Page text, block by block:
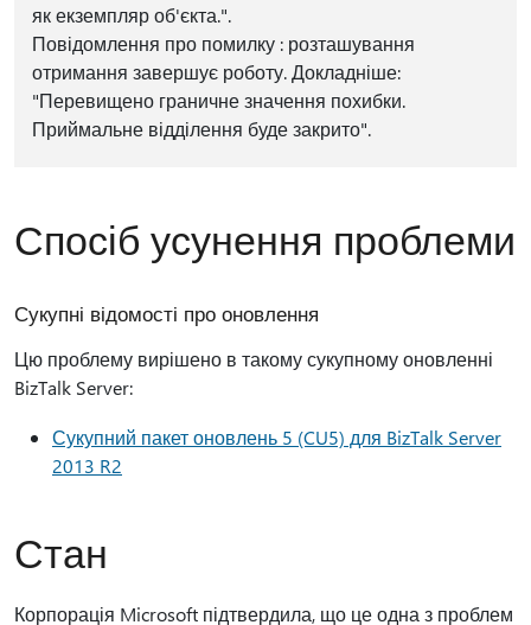
як екземпляр об'єкта.".
Повідомлення про помилку : розташування
отримання завершує роботу. Докладніше:
"Перевищено граничне значення похибки.
Приймальне відділення буде закрито".
Спосіб усунення проблеми
Сукупні відомості про оновлення
Цю проблему вирішено в такому сукупному оновленні
BizTalk Server:
Сукупний пакет оновлень 5 (CU5) для BizTalk Server
2013 R2
Стан
Корпорація Microsoft підтвердила, що це одна з проблем